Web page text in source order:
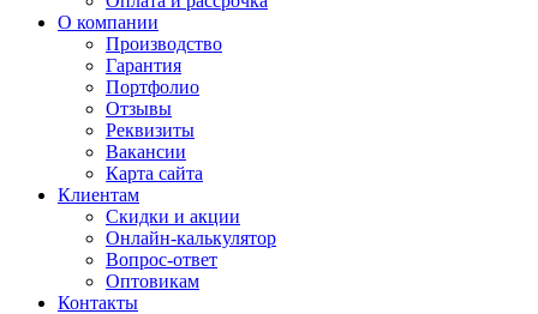
О компании
Производство
Гарантия
Портфолио
Отзывы
Реквизиты
Вакансии
Карта сайта
Клиентам
Скидки и акции
Онлайн-калькулятор
Вопрос-ответ
Оптовикам
Контакты